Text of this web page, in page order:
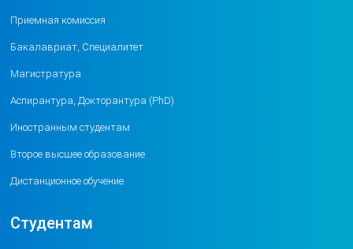
Приемная комиссия
Бакалавриат, Специалитет
Магистратура
Аспирантура, Докторантура (PhD)
Иностранным студентам
Второе высшее образование
Дистанционное обучение
Студентам